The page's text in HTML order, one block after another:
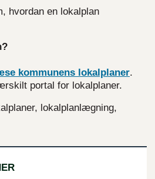
hvordan en lokalplan
kommunens lokalplaner.
portal for lokalplaner.
lokalplanlægning,